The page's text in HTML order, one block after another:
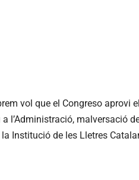
vol que el Congreso aprovi
l’Administració, malversació
Institució de les Lletres